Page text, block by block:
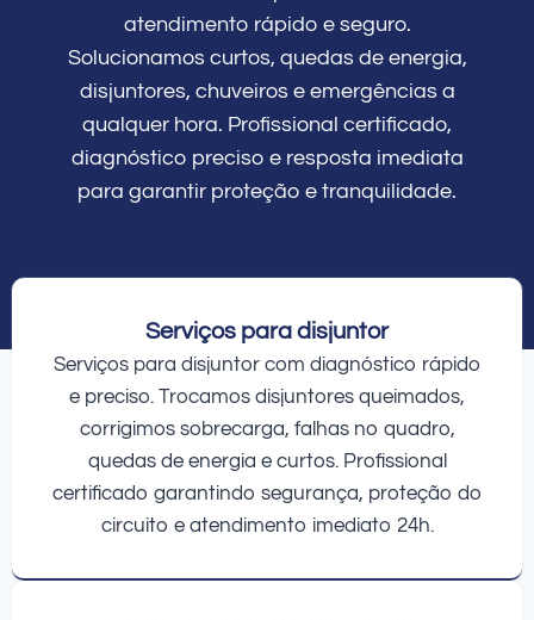
atendimento rápido e seguro.
Solucionamos curtos, quedas de energia,
disjuntores, chuveiros e emergências a
qualquer hora. Profissional certificado,
diagnóstico preciso e resposta imediata
para garantir proteção e tranquilidade.
Serviços para disjuntor
Serviços para disjuntor com diagnóstico rápido
e preciso. Trocamos disjuntores queimados,
corrigimos sobrecarga, falhas no quadro,
quedas de energia e curtos. Profissional
certificado garantindo segurança, proteção do
circuito e atendimento imediato 24h.